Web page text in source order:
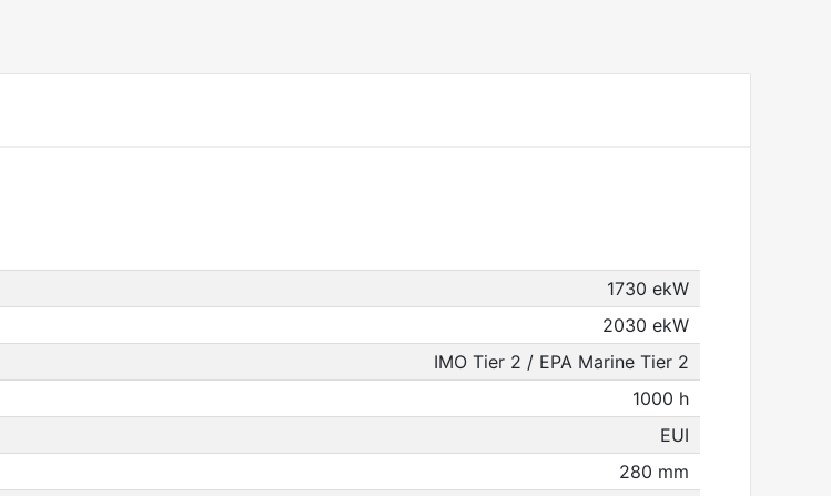
1730 ekW
2030 ekW
IMO Tier 2 / EPA Marine Tier 2
1000 h
EUI
280 mm